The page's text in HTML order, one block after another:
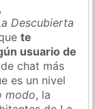
Descubierta
te
usuario de
chat más
es un nivel
modo, la